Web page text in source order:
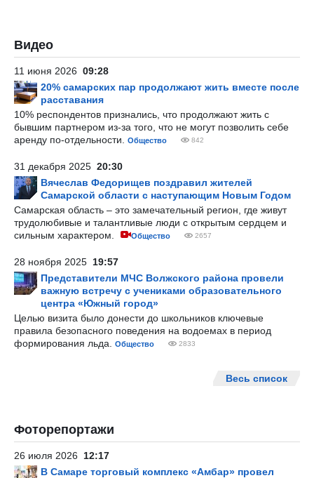
Видео
11 июня 2026 09:28
20% самарских пар продолжают жить вместе после
расставания
10% респондентов признались, что продолжают жить с
бывшим партнером из-за того, что не могут позволить себе
аренду по-отдельности.
Общество 842
31 декабря 2025 20:30
Вячеслав Федорищев поздравил жителей
Самарской области с наступающим Новым Годом
Самарская область – это замечательный регион, где живут
трудолюбивые и талантливые люди с открытым сердцем и
сильным характером.
Общество 2657
28 ноября 2025 19:57
Представители МЧС Волжского района провели
важную встречу с учениками образовательного
центра «Южный город»
Целью визита было донести до школьников ключевые
правила безопасного поведения на водоемах в период
формирования льда.
Общество 2833
Весь список
Фоторепортажи
26 июля 2026 12:17
В Самаре торговый комплекс «Амбар» провел